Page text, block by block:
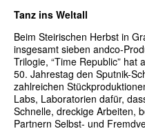
Tanz ins Weltall
Beim Steirischen Herbst in
insgesamt sieben andco-
Trilogie, “Time Republic”
50. Jahrestag den Sputnik-
zahlreichen
Labs, Laboratorien dafür,
Schnelle, dreckige Arbeiten,
Partnern Selbst- und